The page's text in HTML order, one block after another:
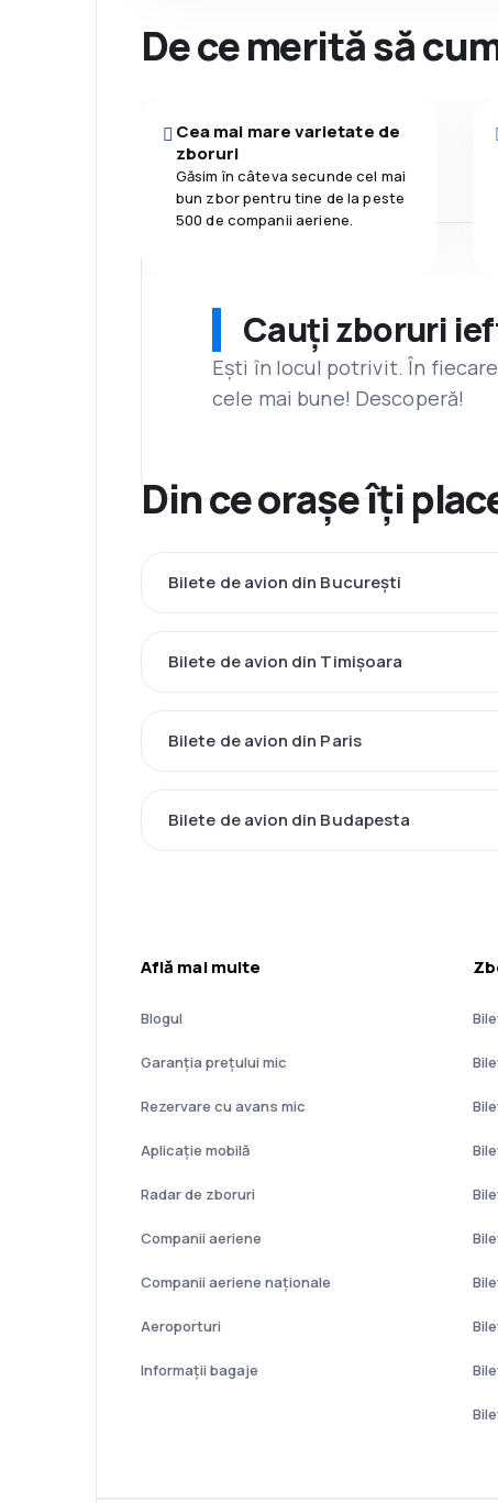
De ce merită să
Cea mai mare varietate de
zboruri
Găsim în câteva secunde cel mai
bun zbor pentru tine de la peste
500 de companii aeriene.
Cauți zboruri
Ești în locul potrivit. În
cele mai bune! Descoperă!
Din ce orașe îți
Bilete de avion din București
Bilete de avion din Timișoara
Bilete de avion din Paris
Bilete de avion din Budapesta
Află mai multe
Blogul
Garanția prețului mic
Rezervare cu avans mic
Aplicație mobilă
Radar de zboruri
Companii aeriene
Companii aeriene naţionale
Aeroporturi
Informații bagaje